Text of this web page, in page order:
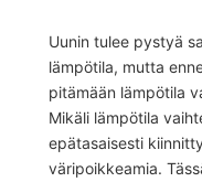
Uunin tulee pystyä
lämpötila, mutta
pitämään lämpötila
Mikäli lämpötila
epätasaisesti
väripoikkeamia.